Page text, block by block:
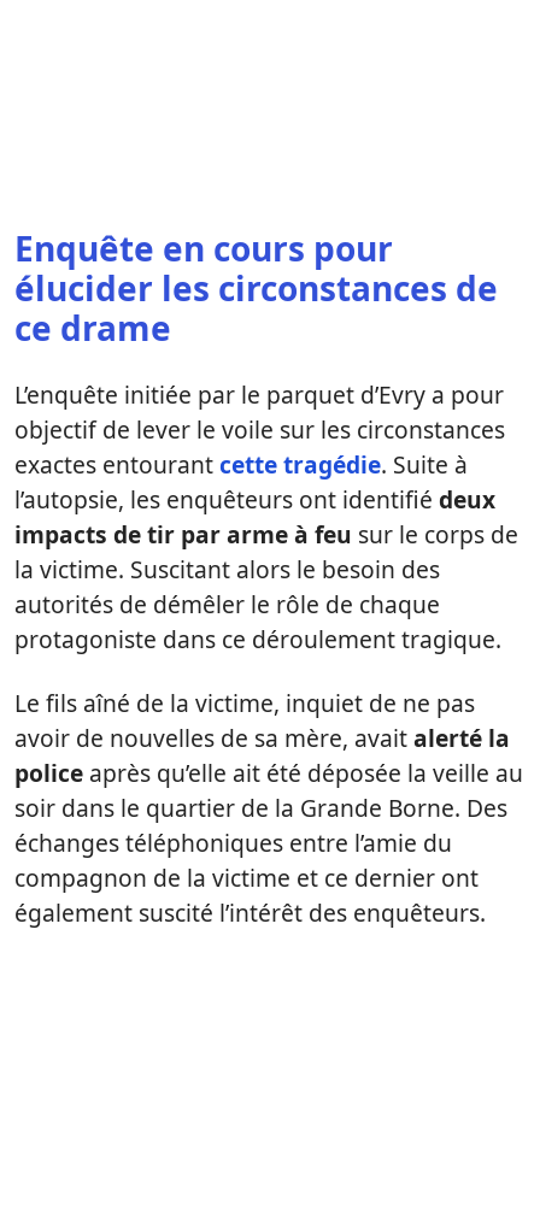
Enquête en cours pour
élucider les circonstances de
ce drame
L’enquête initiée par le parquet d’Evry a pour
objectif de lever le voile sur les circonstances
exactes entourantcette tragédie. Suite à
l’autopsie, les enquêteurs ont identifié deux
impacts de tir par arme à feu sur le corps de
la victime. Suscitant alors le besoin des
autorités de démêler le rôle de chaque
protagoniste dans ce déroulement tragique.
Le fils aîné de la victime, inquiet de ne pas
avoir de nouvelles de sa mère, avaitalerté la
police après qu’elle ait été déposée la veille au
soir dans le quartier de la Grande Borne. Des
échanges téléphoniques entre l’amie du
compagnon de la victime et ce dernier ont
également suscité l’intérêt des enquêteurs.